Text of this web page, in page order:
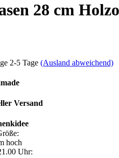
28 cm
2-5 Tage (Ausland abweichend)
Versand
hoch
Uhr: